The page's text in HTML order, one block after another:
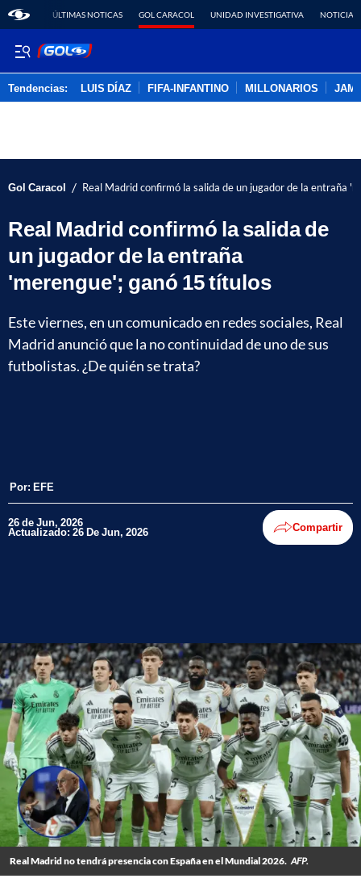
ÚLTIMAS NOTICAS GOL CARACOL UNIDAD INVESTIGATIVA NOTICIAS
Tendencias: LUIS DÍAZ FIFA-INFANTINO MILLONARIOS
Gol Caracol / Real Madrid confirmó la salida de un jugador de la entraña
Real Madrid confirmó la salida de
un jugador de la entraña
'merengue'; ganó 15 títulos
Este viernes, en un comunicado en redes sociales, Real
Madrid anunció que la no continuidad de uno de sus
futbolistas. ¿De quién se trata?
Por: EFE
26 de Jun, 2026
Actualizado: 26 De Jun, 2026 Compartir
Real Madrid no tendrá presencia con España en el Mundial 2026. AFP.